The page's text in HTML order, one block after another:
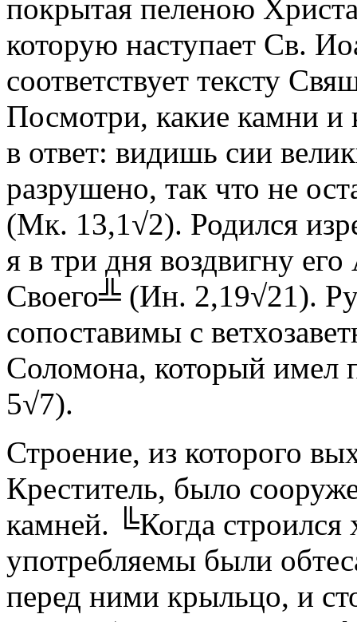
покрытая пеленою
которую наступает Св.
соответствует тексту
Посмотри, какие камни и
в ответ: видишь сии
разрушено, так что не
(Мк. 13,1√2). Родился
я в три дня воздвигну
Своего╩ (Ин. 2,19√21).
сопоставимы с
Соломона, который имел
5√7).
Строение, из которого
Креститель, было
камней. ╚Когда строился
употребляемы были
перед ними крыльцо, и